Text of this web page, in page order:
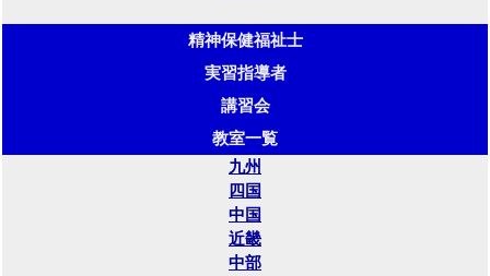
精神保健福祉士
実習指導者
講習会
教室一覧
九州
四国
中国
近畿
中部